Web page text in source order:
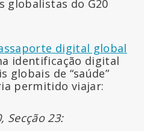
globalistas do G20
digital global
identificação digital
globais de “saúde”
permitido viajar:
Secção 23: